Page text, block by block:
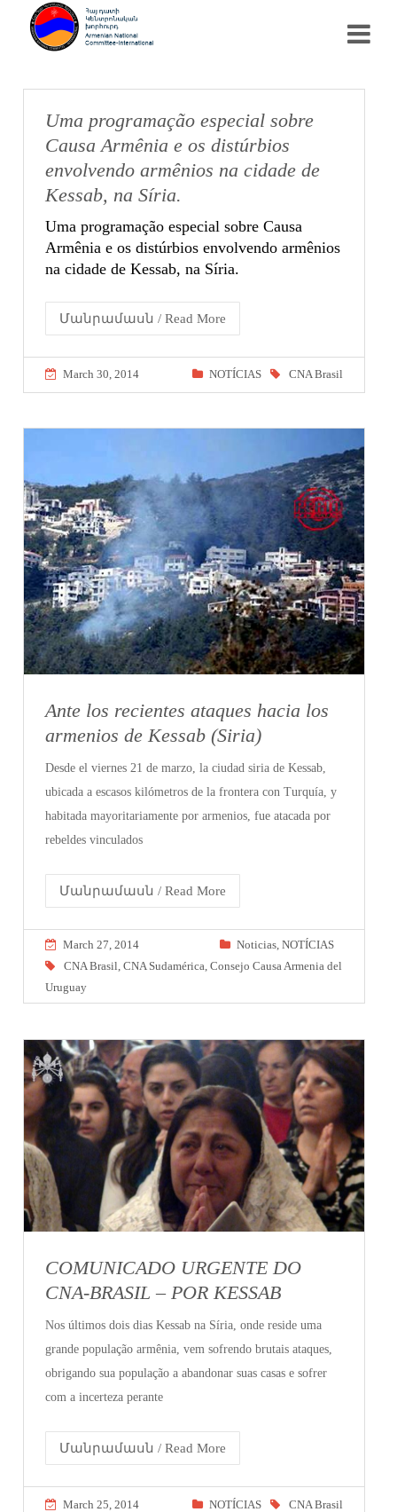
Uma programação especial sobre
Causa Armênia e os distúrbios
envolvendo armênios na cidade de
Kessab, na Síria.
Uma programação especial sobre Causa
Armênia e os distúrbios envolvendo armênios
na cidade de Kessab, na Síria.
Մանրամասն / Read More
March 30, 2014 NOTÍCIAS CNA Brasil
Ante los recientes ataques hacia los
armenios de Kessab (Siria)
Desde el viernes 21 de marzo, la ciudad siria de Kessab,
ubicada a escasos kilómetros de la frontera con Turquía, y
habitada mayoritariamente por armenios, fue atacada por
rebeldes vinculados
Մանրամասն / Read More
March 27, 2014 Noticias, NOTÍCIAS
CNA Brasil ,CNA Sudamérica ,Consejo Causa Armenia del
Uruguay
COMUNICADO URGENTE DO
CNA-BRASIL – POR KESSAB
Nos últimos dois dias Kessab na Síria, onde reside uma
grande população armênia, vem sofrendo brutais ataques,
obrigando sua população a abandonar suas casas e sofrer
com a incerteza perante
Մանրամասն / Read More
March 25, 2014 NOTÍCIAS CNA Brasil